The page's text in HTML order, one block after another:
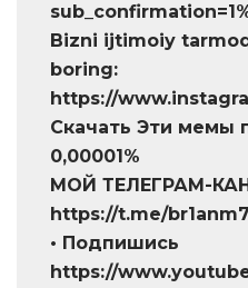
Bizni ijtimoiy
boring:
https://
Скачать Эти мемы
0,00001%
МОЙ ТЕЛЕГРАМ-
https://t.me/
• Подпишись
https://